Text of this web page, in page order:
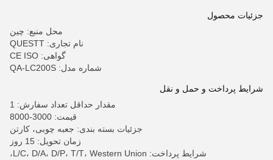
جزئیات محصول
محل منبع: چین
نام تجاری: QUESTT
گواهی: CE ISO
شماره مدل: QA-LC200S
شرایط پرداخت و حمل و نقل
مقدار حداقل تعداد سفارش: 1
قیمت: 3000-8000
جزئیات بسته بندی: جعبه چوبی، کارتن
زمان تحویل: 15 روز
شرایط پرداخت: L/C، D/A، D/P، T/T، Western Union،